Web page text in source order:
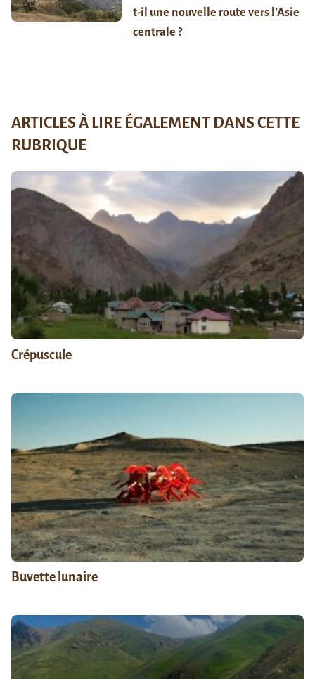
t-il une nouvelle route vers l’Asie
centrale ?
ARTICLES À LIRE ÉGALEMENT DANS CETTE
RUBRIQUE
Crépuscule
Buvette lunaire